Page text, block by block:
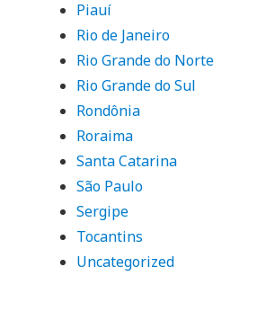
Piauí
Rio de Janeiro
Rio Grande do Norte
Rio Grande do Sul
Rondônia
Roraima
Santa Catarina
São Paulo
Sergipe
Tocantins
Uncategorized